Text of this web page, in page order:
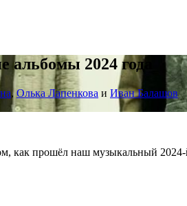
2024 года
,Олька Лапенкова и Иван Балашов
как прошёл наш музыкальный